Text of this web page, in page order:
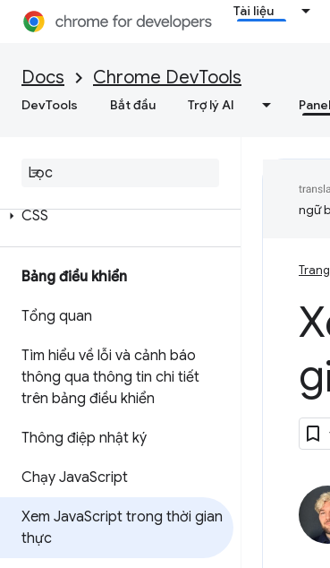
Tài liệu
Docs Chrome DevTools
DevTools Bắt đầu Trợ lý AI
Các phần tử
DOM
CSS
Bảng điều khiển
Tổng quan
Tìm hiểu về lỗi và cảnh báo
thông qua thông tin chi tiết
trên bảng điều khiển
Thông điệp nhật ký
Chạy JavaScript
Xem JavaScript trong thời gian
thực
ngữ